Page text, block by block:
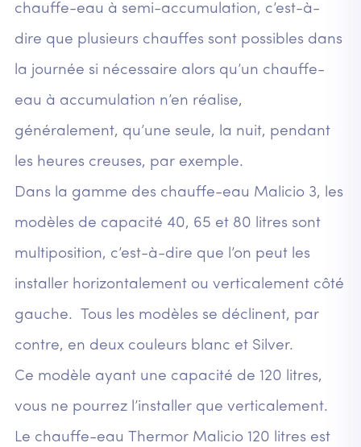
chauffe-eau à semi-accumulation, c’est-à-
dire que plusieurs chauffes sont possibles dans
la journée si nécessaire alors qu’un chauffe-
eau à accumulation n’en réalise,
généralement, qu’une seule, la nuit, pendant
les heures creuses, par exemple.
Dans la gamme des chauffe-eau Malicio 3, les
modèles de capacité 40, 65 et 80 litres sont
multiposition, c’est-à-dire que l’on peut les
installer horizontalement ou verticalement côté
gauche. Tous les modèles se déclinent, par
contre, en deux couleurs blanc et Silver.
Ce modèle ayant une capacité de 120 litres,
vous ne pourrez l’installer que verticalement.
Le chauffe-eau Thermor Malicio 120 litres est